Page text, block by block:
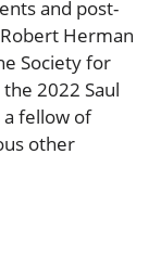
and post-
Herman
Society for
2022 Saul
a fellow of
other